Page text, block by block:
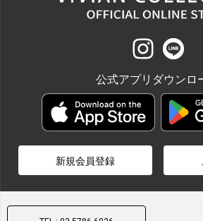
公式アプリダウンロ
新規会員登録